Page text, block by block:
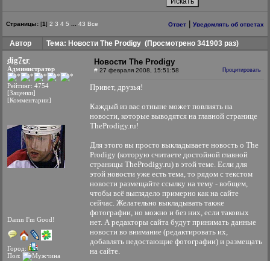
Страницы: [1] 2 3 4 5 43 Все Ответ Уведомлять об ответах
Автор Тема: Новости The Prodigy (Просмотрено 341903 раз)
dig7er
Администратор
Рейтинг: 4754
[Заценки]
[Комментарии]
Damn I'm Good!
Город:
Пол:
Новости The Prodigy
# 27 февраля 2008, 15:51:58 Процитировать
Привет, друзья!
Каждый из вас отныне может повлиять на
новости, которые выводятся на главной странице
TheProdigy.ru!
Для этого вы просто выкладываете новость о The
Prodigy (которую считаете достойной главной
страницы TheProdigy.ru) в этой теме. Если для
этой новости уже есть тема, то рядом с текстом
новости размещайте ссылку на тему - вобщем,
чтобы всё выглядело примерно как на сайте
сейчас. Желательно выкладывать также
фотографии, но можно и без них, если таковых
нет. А редакторы сайта будут принимать данные
новости во внимание (редактировать их,
добавлять недостающие фотографии) и размещать
на сайте.